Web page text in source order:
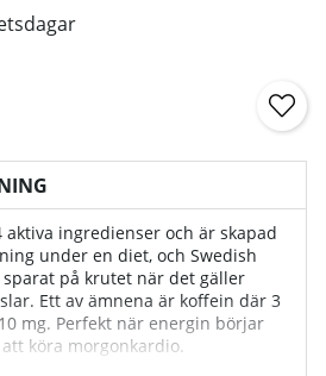
aktiva ingredienser och är skapad
under en diet, och Swedish
på krutet när det gäller
Ett av ämnena är koffein där 3
mg. Perfekt när energin börjar
köra morgonkardio.